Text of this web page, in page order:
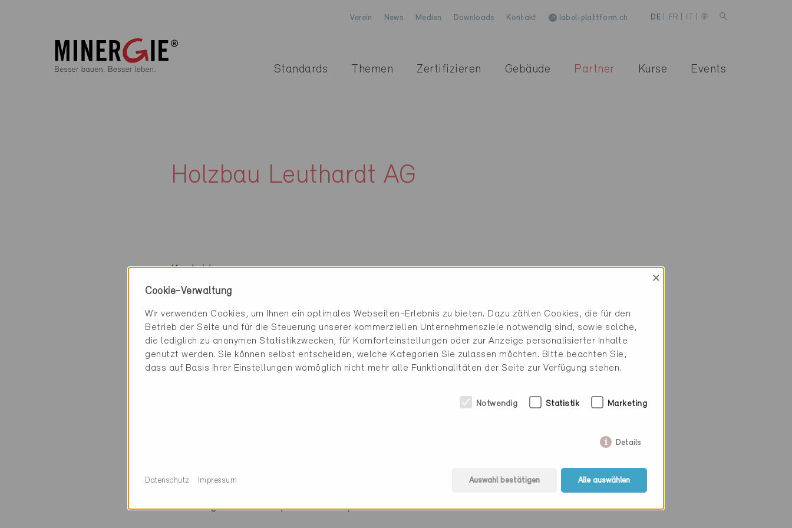
Verein News Medien Downloads Kontakt label-plattform.ch DE FR
Standards Themen Zertifizieren Gebäude Partner Kurse Events
Holzbau Leuthardt AG
Kontakt
Hauptstrasse 162
4444 Rümlingen
info@holzbau-leuthardt.ch
www.holzbau-leuthardt.ch
0 Minergie Gebäude (0 Zertifikate)
Cookie-Verwaltung
×
Wir verwenden Cookies, um Ihnen ein optimales Webseiten-Erlebnis zu bieten. Dazu zählen Cookies, die für den
Betrieb der Seite und für die Steuerung unserer kommerziellen Unternehmensziele notwendig sind, sowie solche,
die lediglich zu anonymen Statistikzwecken, für Komforteinstellungen oder zur Anzeige personalisierter Inhalte
genutzt werden. Sie können selbst entscheiden, welche Kategorien Sie zulassen möchten. Bitte beachten Sie,
dass auf Basis Ihrer Einstellungen womöglich nicht mehr alle Funktionalitäten der Seite zur Verfügung stehen.
Notwendig Statistik Marketing
Details
Auswahl bestätigen Alle auswählen
Datenschutz Impressum